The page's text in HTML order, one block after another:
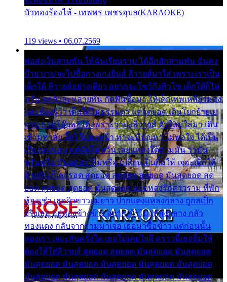
บัวทองร้องไห้ - เทพพร เพชรอุบล(KARAOKE)
119 views • 06.07.2569
พ่อส่งเงินสามพัน ให้ฉันเรียนราม ได้อีกสักสามพัน ฉันคง
บ๊าย บาย จะไปซื้อกางเกงยีนส์ ลีวายส์มาใส่ เพราะเราเป็น
เด็กใต้ ลีวายส์อย่างเดียว อยากจะโชว์ถึงหิวโซ เด็กใต้ก็ไม่
หวั่น ตกตัวละหลายพัน กัดฟันซื้อมา ให้เด็กเทพเหลียวมอง
และต้องรู้ว่า เด็กใต้ไม่ธรรมดา แต่สุดยอด เดินโยกย้ายเย
ยวน กวนโอ๊ยพอได้ เพราะว่านุ่งลีวายส์ ตัวใหม่ใส่มา เดิน
เข้ามหาลัย จิ๊กโก๊มองหน้า ท่าจะมีปัญหา ไม่พอใจ ได้เป็น
เรื่องแน่นอน แต่ฉันไม่หวั่น เลยแหลงใต้ถามมัน ว่ามัน
พรั่นพรือ มันตอบว่าไม่พรื่อ เปลี่ยนเป็นยิ้มให้ เจอะเด็กใต้
ด้วยกัน ก็เลยรอด สุดยอด สุดยอด สุดยอด มันสุดยอด สุด
ยอด สุดยอด สุดยอด มันสุดยอด แอบหลงรักสาวราม ที่พัก
ห้องเช่า เธอผิวขาวผมยาว ปากแดงแหลงกลาง ถูกสเป็ก
จริงเธอ อยู่ห้องข้างข้าง อยากเข้าไปแหลงกลาง กลัว
ทองแดง กลับจากรามมาเจอ เธอมาซื้อข้าว แต่ก่อนนั้น
สองเรา เจอะกันครั้งใด เธอไม่เคยไยดี คราวนี้เธอยิ้มให้
ต้องให้ใส่ลีวายส์ สุดยอด สุดยอด มันสุดยอด มันสุดยอด
มันสุดยอด มันสุดยอด มันสุดยอด มันสุดยอด มันสุดยอด
มันสุดยอด มันสุดยอด มันสุดยอด มันสุดยอด มันสุดยอด